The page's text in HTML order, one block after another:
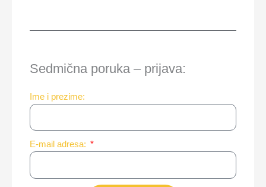
Sedmična poruka – prijava:
Ime i prezime:
E-mail adresa: